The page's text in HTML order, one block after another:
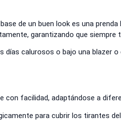
de un buen look es una
garantizando que siempre
días calurosos o bajo una
con facilidad, adaptándose a
para cubrir los tirantes